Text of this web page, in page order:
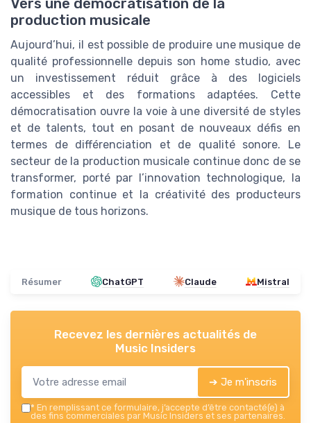
production musicale
Aujourd’hui, il est possible de produire une musique de
qualité professionnelle depuis son home studio, avec
un investissement réduit grâce à des logiciels
accessibles et des formations adaptées. Cette
démocratisation ouvre la voie à une diversité de styles
et de talents, tout en posant de nouveaux défis en
termes de différenciation et de qualité sonore. Le
secteur de la production musicale continue donc de se
transformer, porté par l’innovation technologique, la
formation continue et la créativité des producteurs
musique de tous horizons.
Résumer ChatGPT Claude Mistral
Recevez les dernières actualités de
Music Insiders
➔ Je m'inscris
* En remplissant ce formulaire, j’accepte d’être contacté(e) à
des fins commerciales par Music Insiders et ses partenaires.